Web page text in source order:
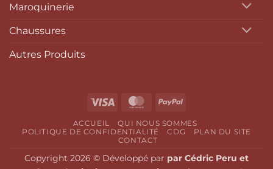
Maroquinerie
Chaussures
Autres Produits
Visa MasterCardPayPal
ACCUEIL
QUI NOUS SOMMES
POLITIQUE DE CONFIDENTIALITÉ
CDG
PLAN DU SITE
CONTACT
Copyright 2026 © Développé par par Cédric Peru et